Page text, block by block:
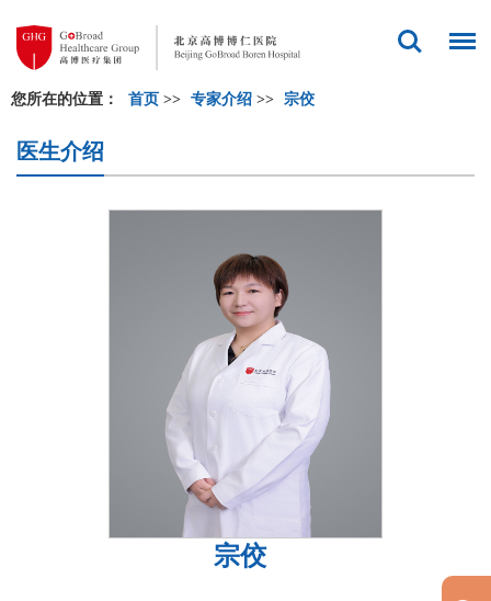
您所在的位置： 首页 >> 专家介绍 >> 宗佼
医生介绍
宗佼